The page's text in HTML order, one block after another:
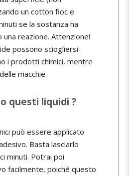
un cotton fioc e
se la sostanza ha
reazione. Attenzione!
possono sciogliersi
i prodotti chimici, mentre
macchie.
questi liquidi ?
può essere applicato
Basta lasciarlo
minuti. Potrai poi
facilmente, poiché questo